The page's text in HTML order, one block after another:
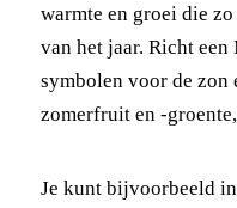
warmte en groei die
van het jaar. Richt
symbolen voor de zon
zomerfruit en -
Je kunt bijvoorbeeld